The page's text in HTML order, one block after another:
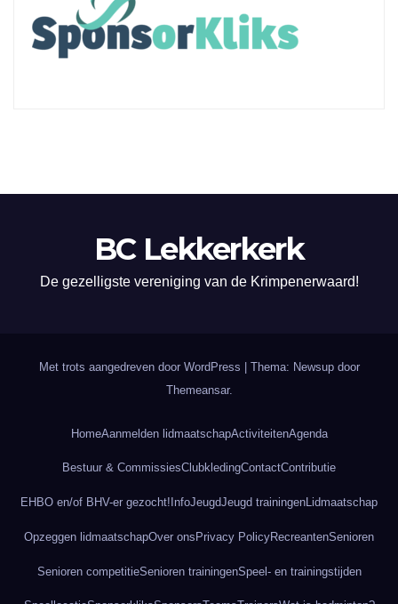
BC Lekkerkerk
De gezelligste vereniging van de Krimpenerwaard!
Met trots aangedreven door WordPress
Thema: Newsup door
Themeansar.
HomeAanmelden lidmaatschapActiviteitenAgenda
Bestuur & CommissiesClubkledingContactContributie
EHBO en/of BHV-er gezocht! InfoJeugdJeugd trainingenLidmaatschap
Opzeggen lidmaatschapOver ons Privacy PolicyRecreantenSenioren
Senioren competitieSenioren trainingenSpeel- en trainingstijden